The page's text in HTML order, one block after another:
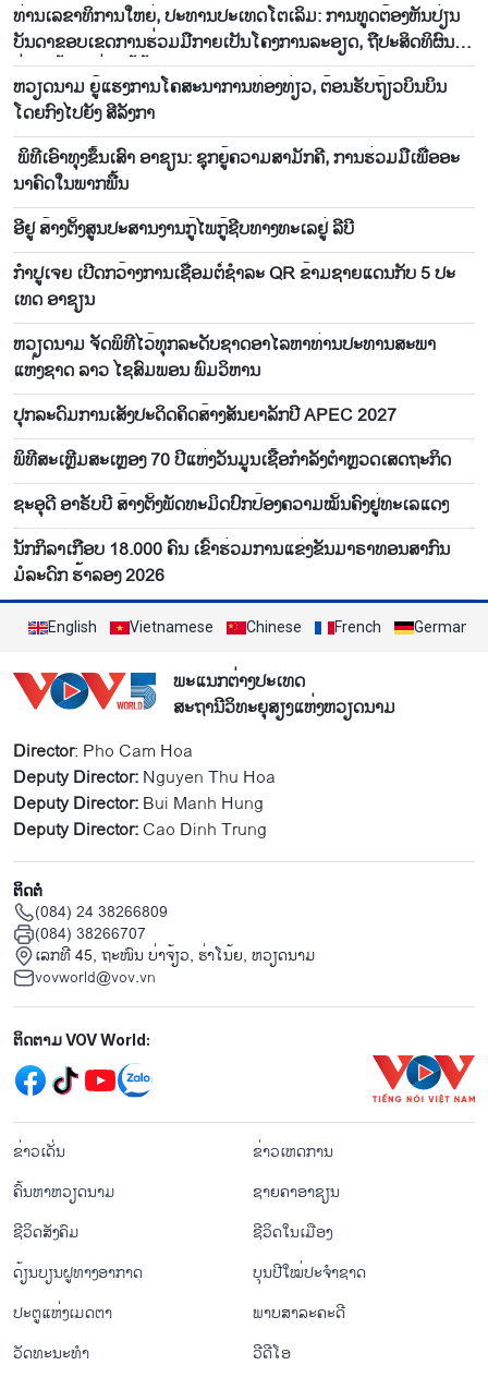
ທ່ານ​ເລ​ຂາ​ທິ​ການ​ໃຫຍ່, ປະ​ທານ​ປະ​ເທດ​ໂຕ​ເລິມ: ການ​ທູດ​ຕ້ອງ​ຫັນ​ປ່ຽນ​
ບັນ​ດາ​ຂອບ​ເຂດ​ການ​ຮ່ວມ​ມື​ກາຍ​ເປັນ​ໂຄງ​ການ​ລະ​ອຽດ​, ຖື​ປະ​ສິດ​ທິ​ຜົນ​
ຢ່າງ​ແທ້​ຈິງ​ແມ່ນ​ໄມ້ຫຼ້າ​ວັດ​ແທກ
ຫວຽດ​ນາມ ຍູ້​ແຮງ​ການ​ໂຄ​ສະ​ນາ​ການ​ທ່ອງ​ທ່ຽວ, ຕ້ອນ​ຮັບ​ຖ້ຽວ​ບິນ​ບິນ​
ໂດຍ​ກົງ​ໄປ​ຍັງ ສີ​ລັງ​ກາ
ພິ​ທີ​ເອົາ​ທຸງ​ຂຶ້ນ​ເສົາ ອາ​ຊຽນ: ຊຸກ​ຍູ້​ຄວາມ​ສາ​ມັ​ກ​ຄີ, ການ​ຮ່ວມ​ມື​ເພື່ອ​ອະ​
ນາ​ຄົດ​ໃນ​ພາກ​ພື້ນ
ອີ​ຢູ ສ້າງ​ຕັ້ງ​ສູນ​ປະ​ສານ​ງານ​ກູ້​ໄພ​ກູ້​ຊີບ​ທາງ​ທະ​ເລ​ຢູ່ ລີ​ບີ
ກຳ​ປູ​ເຈຍ ​ເປີດກວ້າງ​ການ​ເຊື່ອມ​ຕໍ່​ຊຳ​ລະ QR ຂ້າມ​ຊາຍ​ແດນ​ກັບ 5 ປະ​
ເທດ ອາ​ຊຽນ
ຫວຽດນາມ ຈັດພິທີໄວ້ທຸກລະດັບຊາດອາໄລຫາທ່ານປະທານສະພາ
ແຫ່ງຊາດ ລາວ ໄຊສົມພອນ ພົມວິຫານ
ປຸກ​ລະ​ດົມ​ການ​ເສັງ​ປະ​ດິດ​ຄິດ​ສ້າງສັນ​ຍາ​ລັກ​ປີ APEC 2027
ພິທີສະເຫຼີມສະເຫຼອງ 70 ປີແຫ່ງວັນມູນເຊື້ອກຳລັງຕຳຫຼວດເສດຖະກິດ
ຊະອຸດີ ອາຣັບບີ ສ້າງຕັ້ງພັດທະມິດປົກປ້ອງຄວາມໝັ້ນຄົງຢູ່ທະເລແດງ
ນັກກິລາເກືອບ 18.000 ຄົນ ເຂົ້າຮ່ວມການແຂ່ງຂັນມາຣາທອນສາກົນ
ມໍລະດົກ ຮ້າລອງ 2026
English Vietnamese Chinese French German
ພະແນກຕ່າງປະເທດ
ສະຖານີວິທະຍຸສຽງແຫ່ງຫວຽດນາມ
Director: Pho Cam Hoa
Deputy Director:Nguyen Thu Hoa
Deputy Director:Bui Manh Hung
Deputy Director:Cao Dinh Trung
ຕິດຕໍ່
(084) 24 38266809
(084) 38266707
ເລກທີ 45, ຖະໜົນ ບ່າ​ຈ້ຽວ, ຮ່າ​ໂນ້ຍ, ຫວຽດນາມ
vovworld@vov.vn
Mạng xã hội
ຕິດຕາມ VOV World:
menu footer tiếng Lào
ຂ່າວເດັ່ນ
ຂ່າວເຫດການ
ຄົ້ນຫາຫວຽດນາມ
ຊາຍຄາອາຊຽນ
ຊີ​ວິດ​ສັງ​ຄົມ
ຊີ​ວິດ​ໃນ​ເມືອງ
ດ້ຽນບຽນ​ຝູທາງ​ອາກາດ
ບຸນປີໃໝ່ປະຈຳຊາດ
ປະຕູແຫ່ງເມດຕາ
ພາບສາລະຄະດີ
ວັດທະນະທໍາ
ວີດີໂອ